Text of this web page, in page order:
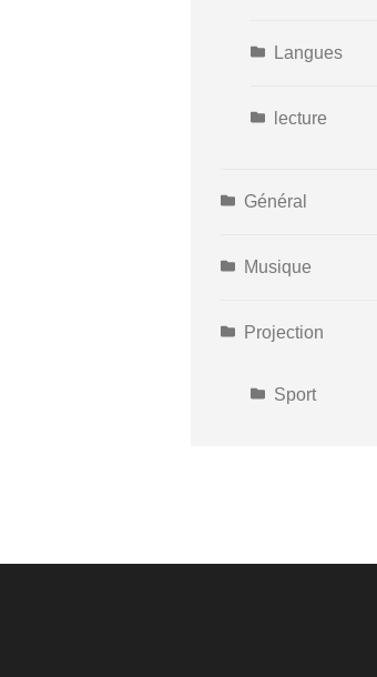
Langues
lecture
Général
Musique
Projection
Sport